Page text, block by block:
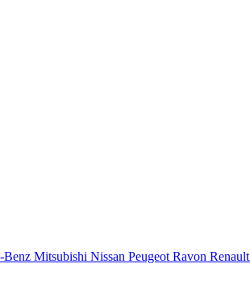
Benz Mitsubishi Nissan Peugeot Ravon Renault